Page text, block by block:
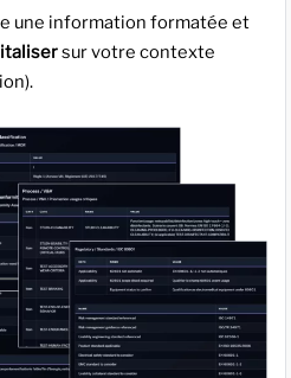
une information formatée et
sur votre contexte